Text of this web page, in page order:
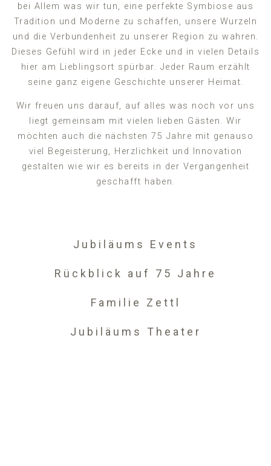
bei Allem was wir tun, eine perfekte Symbiose aus
Tradition und Moderne zu schaffen, unsere Wurzeln
und die Verbundenheit zu unserer Region zu wahren.
Dieses Gefühl wird in jeder Ecke und in vielen Details
hier am Lieblingsort spürbar. Jeder Raum erzählt
seine ganz eigene Geschichte unserer Heimat.
Wir freuen uns darauf, auf alles was noch vor uns
liegt gemeinsam mit vielen lieben Gästen. Wir
möchten auch die nächsten 75 Jahre mit genauso
viel Begeisterung, Herzlichkeit und Innovation
gestalten wie wir es bereits in der Vergangenheit
geschafft haben.
Jubiläums Events
Rückblick auf 75 Jahre
Familie Zettl
Jubiläums Theater